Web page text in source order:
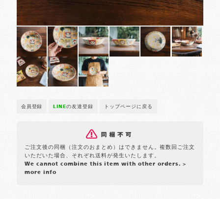
会員登録 LINEの友達登録 トップページに戻る
ご注文後の同梱（注文のおまとめ）はできません。複数回ご注文
いただいた場合、それぞれ送料が発生いたします。
We cannot combine this item with other orders. >
more info